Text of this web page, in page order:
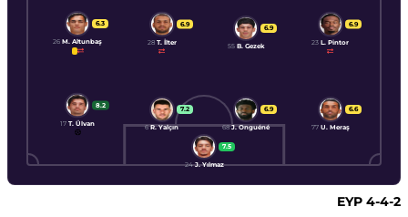
7.5
24 J. Yılmaz
8.2
17 T. Ülvan
7.2
6 R. Yalçın
6.9
68 J. Onguéné
6.6
77 U. Meraş
6.3
26 M. Altunbaş
6.9
28 T. İlter
6.9
55 B. Gezek
6.9
23 L. Pintor
EYP 4-4-2